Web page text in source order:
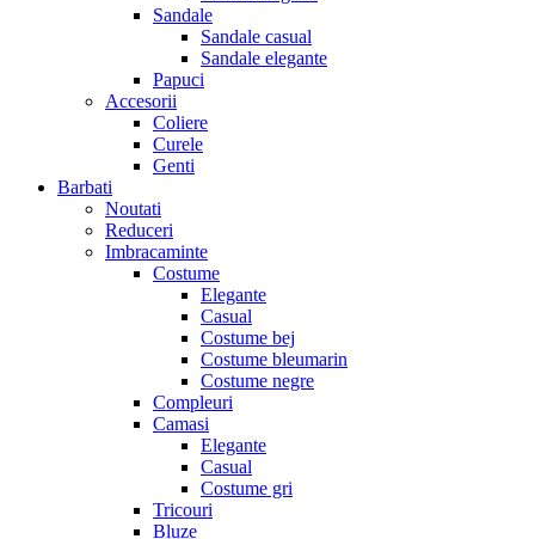
Sandale
Sandale casual
Sandale elegante
Papuci
Accesorii
Coliere
Curele
Genti
Barbati
Noutati
Reduceri
Imbracaminte
Costume
Elegante
Casual
Costume bej
Costume bleumarin
Costume negre
Compleuri
Camasi
Elegante
Casual
Costume gri
Tricouri
Bluze